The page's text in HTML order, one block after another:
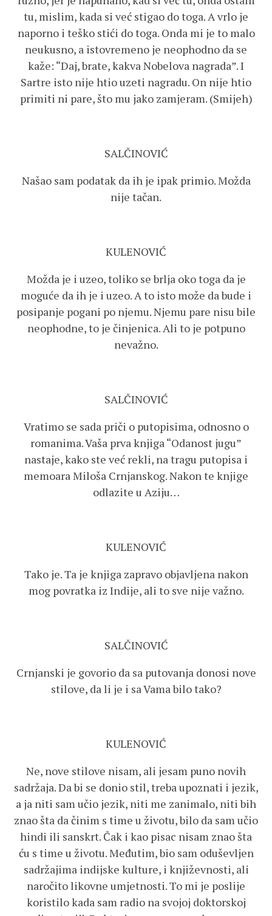
tu, mislim, kada si već stigao do toga. A vrlo je
naporno i teško stići do toga. Onda mi je to malo
neukusno, a istovremeno je neophodno da se
kaže: “Daj, brate, kakva Nobelova nagrada”. I
Sartre isto nije htio uzeti nagradu. On nije htio
primiti ni pare, što mu jako zamjeram. (Smijeh)
SALČINOVIĆ
Našao sam podatak da ih je ipak primio. Možda
nije tačan.
KULENOVIĆ
Možda je i uzeo, toliko se brlja oko toga da je
moguće da ih je i uzeo. A to isto može da bude i
posipanje pogani po njemu. Njemu pare nisu bile
neophodne, to je činjenica. Ali to je potpuno
nevažno.
SALČINOVIĆ
Vratimo se sada priči o putopisima, odnosno o
romanima. Vaša prva knjiga “Odanost jugu”
nastaje, kako ste već rekli, na tragu putopisa i
memoara Miloša Crnjanskog. Nakon te knjige
odlazite u Aziju…
KULENOVIĆ
Tako je. Ta je knjiga zapravo objavljena nakon
mog povratka iz Indije, ali to sve nije važno.
SALČINOVIĆ
Crnjanski je govorio da sa putovanja donosi nove
stilove, da li je i sa Vama bilo tako?
KULENOVIĆ
Ne, nove stilove nisam, ali jesam puno novih
sadržaja. Da bi se donio stil, treba upoznati i jezik,
a ja niti sam učio jezik, niti me zanimalo, niti bih
znao šta da činim s time u životu, bilo da sam učio
hindi ili sanskrt. Čak i kao pisac nisam znao šta
ću s time u životu. Međutim, bio sam oduševljen
sadržajima indijske kulture, i književnosti, ali
naročito likovne umjetnosti. To mi je poslije
koristilo kada sam radio na svojoj doktorskoj